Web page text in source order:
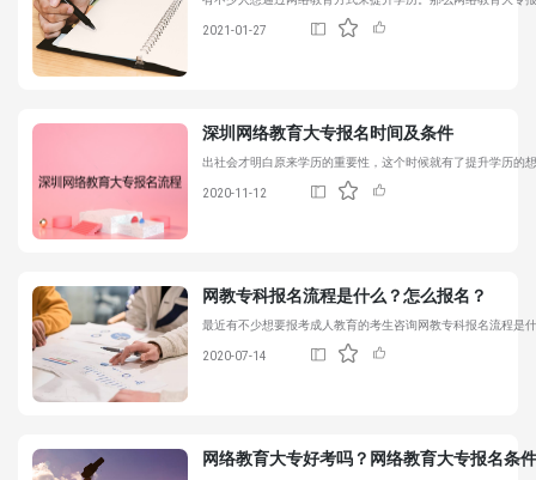
2021-01-27
深圳 网络教育大专报名时间及条件
出社会才明白原来学历的重要性，这个时候就有了提升学历的
2020-11-12
网教专科报名流程是什么？怎么报名？
最近有不少想要报考成人教育的考生咨询网教专科报名流程是
2020-07-14
网络教育大专好考吗？ 网络教育大专报名条